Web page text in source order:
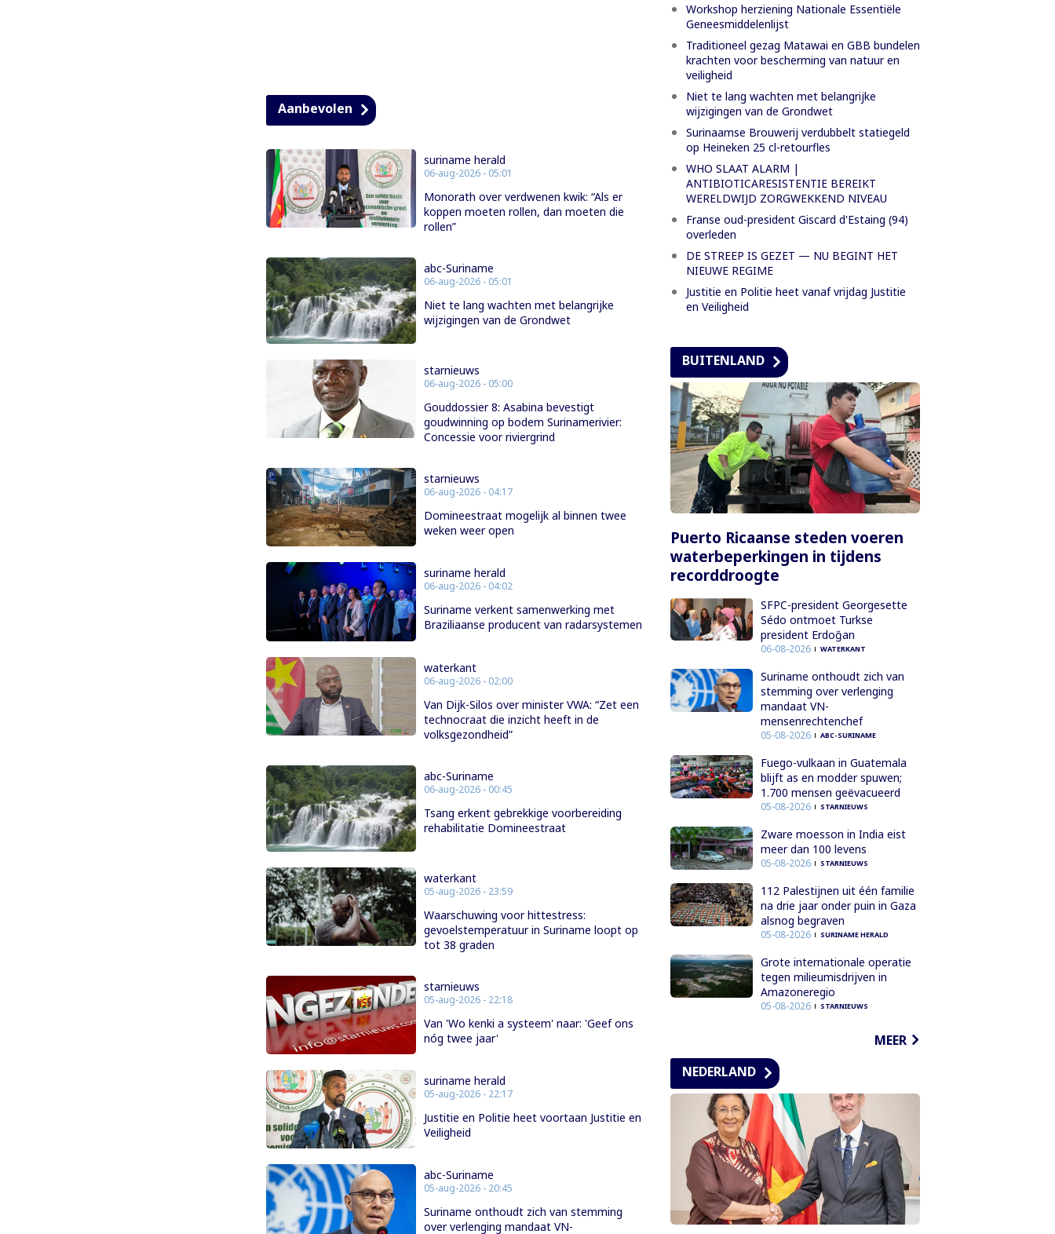
Aanbevolen
suriname herald
06-aug-2026 - 05:01
Monorath over verdwenen kwik: “Als er
koppen moeten rollen, dan moeten die
rollen”
abc-Suriname
06-aug-2026 - 05:01
Niet te lang wachten met belangrijke
wijzigingen van de Grondwet
starnieuws
06-aug-2026 - 05:00
Gouddossier 8: Asabina bevestigt
goudwinning op bodem Surinamerivier:
Concessie voor riviergrind
starnieuws
06-aug-2026 - 04:17
Domineestraat mogelijk al binnen twee
weken weer open
suriname herald
06-aug-2026 - 04:02
Suriname verkent samenwerking met
Braziliaanse producent van radarsystemen
waterkant
06-aug-2026 - 02:00
Van Dijk-Silos over minister VWA: “Zet een
technocraat die inzicht heeft in de
volksgezondheid”
abc-Suriname
06-aug-2026 - 00:45
Tsang erkent gebrekkige voorbereiding
rehabilitatie Domineestraat
waterkant
05-aug-2026 - 23:59
Waarschuwing voor hittestress:
gevoelstemperatuur in Suriname loopt op
tot 38 graden
starnieuws
05-aug-2026 - 22:18
Van 'Wo kenki a systeem' naar: 'Geef ons
nóg twee jaar'
suriname herald
05-aug-2026 - 22:17
Justitie en Politie heet voortaan Justitie en
Veiligheid
abc-Suriname
05-aug-2026 - 20:45
Suriname onthoudt zich van stemming
over verlenging mandaat VN-
Workshop herziening Nationale Essentiële
Geneesmiddelenlijst
Traditioneel gezag Matawai en GBB bundelen
krachten voor bescherming van natuur en
veiligheid
Niet te lang wachten met belangrijke
wijzigingen van de Grondwet
Surinaamse Brouwerij verdubbelt statiegeld
op Heineken 25 cl-retourfles
WHO SLAAT ALARM |
ANTIBIOTICARESISTENTIE BEREIKT
WERELDWIJD ZORGWEKKEND NIVEAU
Franse oud-president Giscard d'Estaing (94)
overleden
DE STREEP IS GEZET — NU BEGINT HET
NIEUWE REGIME
Justitie en Politie heet vanaf vrijdag Justitie
en Veiligheid
BUITENLAND
Puerto Ricaanse steden voeren
waterbeperkingen in tijdens
recorddroogte
SFPC-president Georgesette
Sédo ontmoet Turkse
president Erdoğan
06-08-2026 WATERKANT
Suriname onthoudt zich van
stemming over verlenging
mandaat VN-
mensenrechtenchef
05-08-2026 ABC-SURINAME
Fuego-vulkaan in Guatemala
blijft as en modder spuwen;
1.700 mensen geëvacueerd
05-08-2026 STARNIEUWS
Zware moesson in India eist
meer dan 100 levens
05-08-2026 STARNIEUWS
112 Palestijnen uit één familie
na drie jaar onder puin in Gaza
alsnog begraven
05-08-2026 SURINAME HERALD
Grote internationale operatie
tegen milieumisdrijven in
Amazoneregio
05-08-2026 STARNIEUWS
MEER
NEDERLAND